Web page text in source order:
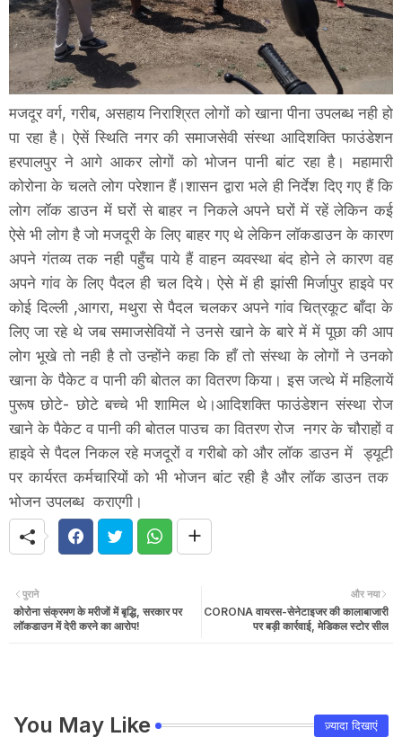
मजदूर वर्ग, गरीब, असहाय निराश्रित लोगों को खाना पीना उपलब्ध नही हो
पा रहा है। ऐसें स्थिति नगर की समाजसेवी संस्था आदिशक्ति फाउंडेशन
हरपालपुर ने आगे आकर लोगों को भोजन पानी बांट रहा है। महामारी
कोरोना के चलते लोग परेशान हैं।शासन द्वारा भले ही निर्देश दिए गए हैं कि
लोग लॉक डाउन में घरों से बाहर न निकले अपने घरों में रहें लेकिन कई
ऐसे भी लोग है जो मजदूरी के लिए बाहर गए थे लेकिन लॉकडाउन के कारण
अपने गंतव्य तक नही पहुँच पाये हैं वाहन व्यवस्था बंद होने ले कारण वह
अपने गांव के लिए पैदल ही चल दिये। ऐसे में ही झांसी मिर्जापुर हाइवे पर
कोई दिल्ली ,आगरा, मथुरा से पैदल चलकर अपने गांव चित्रकूट बाँदा के
लिए जा रहे थे जब समाजसेवियों ने उनसे खाने के बारे में में पूछा की आप
लोग भूखे तो नही है तो उन्होंने कहा कि हाँ तो संस्था के लोगों ने उनको
खाना के पैकेट व पानी की बोतल का वितरण किया। इस जत्थे में महिलायें
पुरूष छोटे- छोटे बच्चे भी शामिल थे।आदिशक्ति फाउंडेशन संस्था रोज
खाने के पैकेट व पानी की बोतल पाउच का वितरण रोज नगर के चौराहों व
हाइवे से पैदल निकल रहे मजदूरों व गरीबो को और लॉक डाउन में ड्यूटी
पर कार्यरत कर्मचारियों को भी भोजन बांट रही है और लॉक डाउन तक
भोजन उपलब्ध कराएगी।
और नया
CORONA वायरस-सेनेटाइजर की कालाबाजारी
पर बड़ी कार्रवाई, मेडिकल स्टोर सील
पुराने
कोरोना संक्रमण के मरीजों में बृद्धि, सरकार पर
लॉकडाउन में देरी करने का आरोप!
You May Like ज़्यादा दिखाएं